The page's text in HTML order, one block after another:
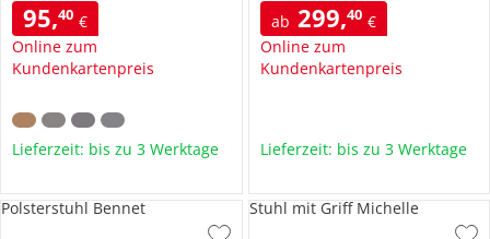
95,40 €
Online zum
Kundenkartenpreis
Lieferzeit: bis zu 3 Werktage
ab 299,40 €
Online zum
Kundenkartenpreis
Lieferzeit: bis zu 3 Werktage
Polsterstuhl Bennet Stuhl mit Griff Michelle